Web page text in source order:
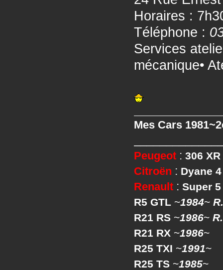
Horaires :
Téléphone :
Services
mécanique•
Mes Cars
Peugeot :306 XR
Citroën : Dyane 4
Renault :Super
R5 GTL ~1984~
R21 RS ~1986~
R21 RX ~1986~
R25 TXI ~1991~
R25 TS ~1985~